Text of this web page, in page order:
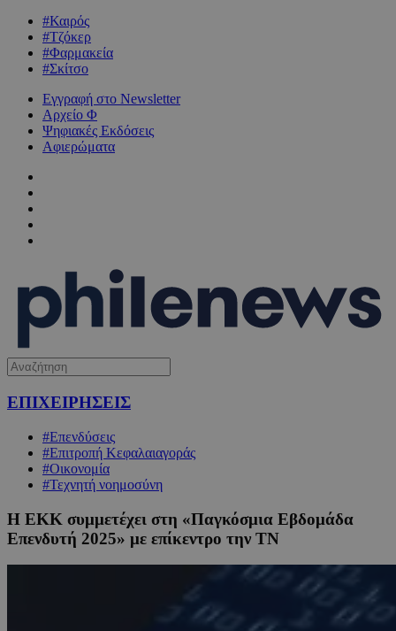
#Καιρός
#Τζόκερ
#Φαρμακεία
#Σκίτσο
Εγγραφή στο Newsletter
Αρχείο Φ
Ψηφιακές Εκδόσεις
Αφιερώματα
ΕΠΙΧΕΙΡΗΣΕΙΣ
#Επενδύσεις
#Επιτροπή Κεφαλαιαγοράς
#Οικονομία
#Τεχνητή νοημοσύνη
Η ΕΚΚ συμμετέχει στη «Παγκόσμια Εβδομάδα
Επενδυτή 2025» με επίκεντρο την TN